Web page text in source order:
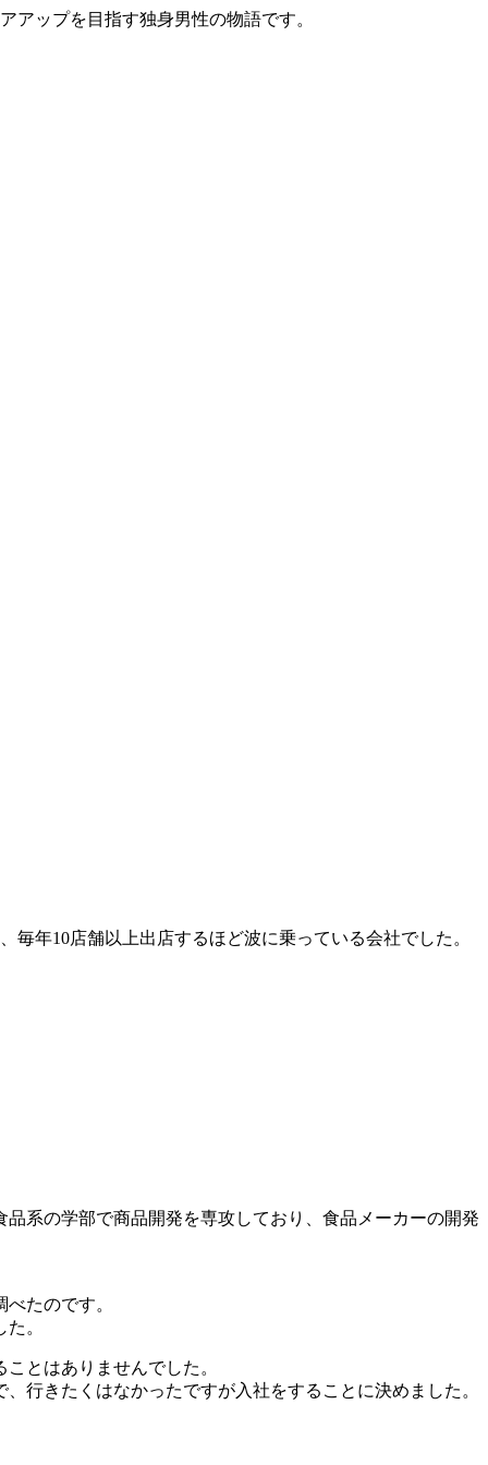
アップを目指す独身男性の物語です。
年10店舗以上出店するほど波に乗っている会社でした。
系の学部で商品開発を専攻しており、食品メーカーの開発
たのです。
。
とはありませんでした。
行きたくはなかったですが入社をすることに決めました。